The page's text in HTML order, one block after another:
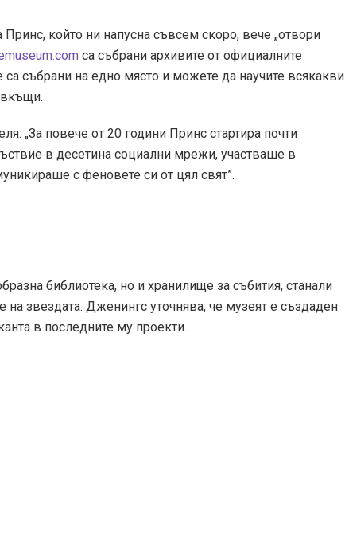
който ни напусна съвсем скоро, вече „отвори
са събрани архивите от официалните
са събрани на едно място и можете да научите всякакви
вкъщи.
„За повече от 20 години Принс стартира почти
в десетина социални мрежи, участваше в
с феновете си от цял свят”.
библиотека, но и хранилище за събития, станали
на звездата. Дженингс уточнява, че музеят е създаден
в последните му проекти.